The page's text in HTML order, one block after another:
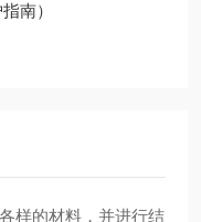
南）
样的材料，并进行结